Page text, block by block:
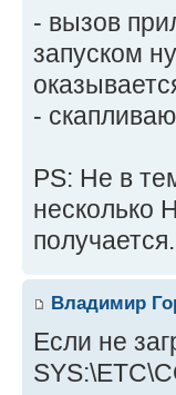
- вызов
запуском
-
PS: Не в
несколько
получается.
Владимир
Если не